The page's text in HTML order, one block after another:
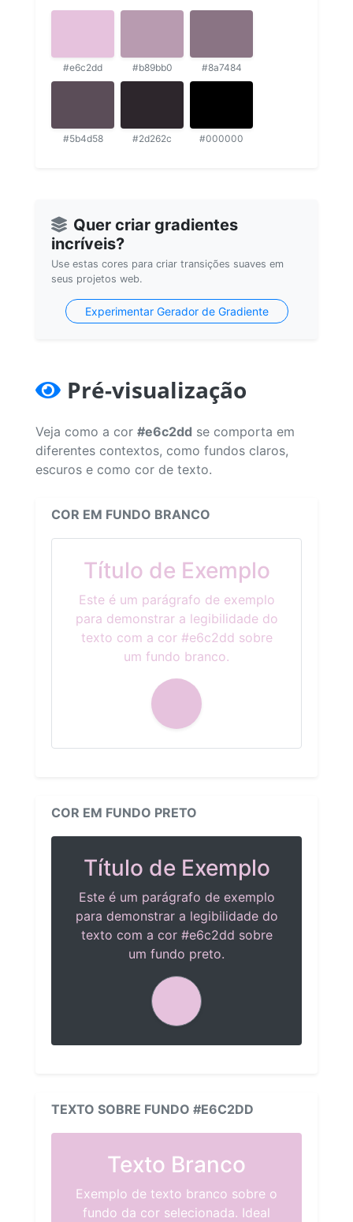
#e6c2dd #b89bb0 #8a7484
#5b4d58 #2d262c #000000
Quer criar gradientes
incríveis?
Use estas cores para criar transições suaves em
seus projetos web.
Experimentar Gerador de Gradiente
Pré-visualização
Veja como a cor #e6c2dd se comporta em
diferentes contextos, como fundos claros,
escuros e como cor de texto.
COR EM FUNDO BRANCO
Título de Exemplo
Este é um parágrafo de exemplo
para demonstrar a legibilidade do
texto com a cor #e6c2dd sobre
um fundo branco.
COR EM FUNDO PRETO
Título de Exemplo
Este é um parágrafo de exemplo
para demonstrar a legibilidade do
texto com a cor #e6c2dd sobre
um fundo preto.
TEXTO SOBRE FUNDO #E6C2DD
Texto Branco
Exemplo de texto branco sobre o
fundo da cor selecionada. Ideal